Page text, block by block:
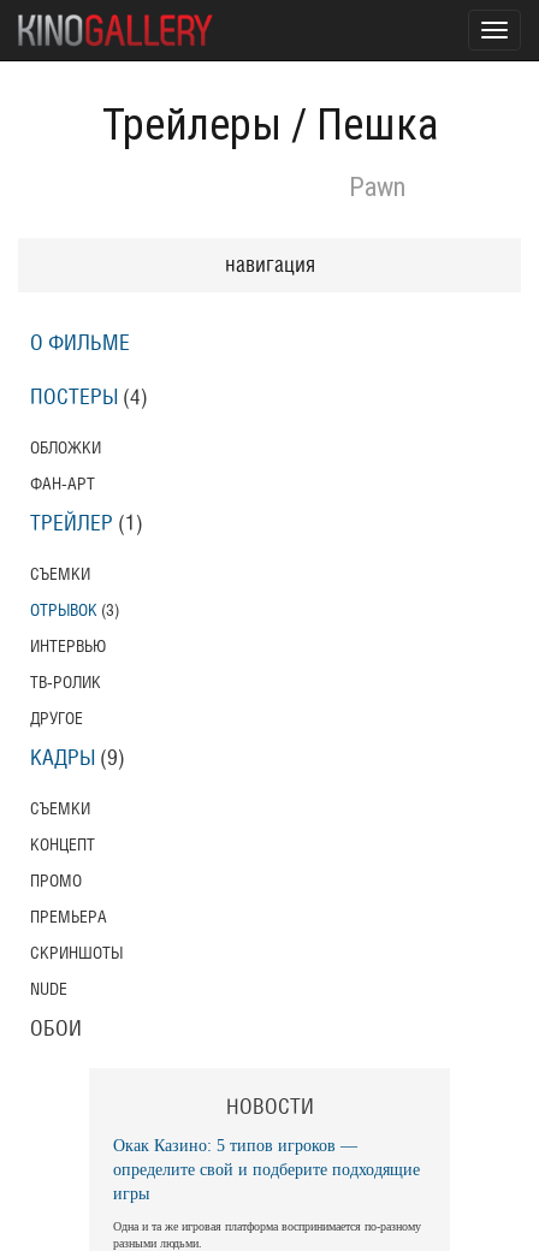
Трейлеры / Пешка
Pawn
навигация
О ФИЛЬМЕ
ПОСТЕРЫ (4)
ОБЛОЖКИ
ФАН-АРТ
ТРЕЙЛЕР (1)
СЪЕМКИ
ОТРЫВОК (3)
ИНТЕРВЬЮ
ТВ-РОЛИК
ДРУГОЕ
КАДРЫ (9)
СЪЕМКИ
КОНЦЕПТ
ПРОМО
ПРЕМЬЕРА
СКРИНШОТЫ
NUDE
ОБОИ
НОВОСТИ
Окак Казино: 5 типов игроков —
определите свой и подберите подходящие
игры
Одна и та же игровая платформа воспринимается по-разному
разными людьми.